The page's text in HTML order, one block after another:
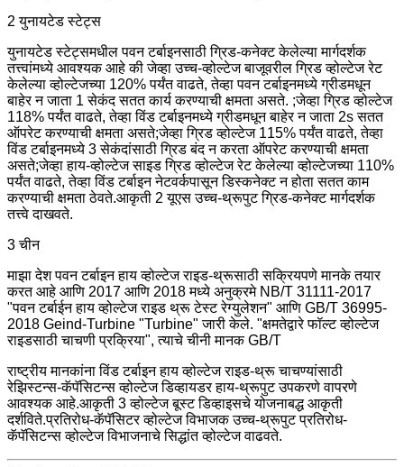
2 युनायटेड स्टेट्स
युनायटेड स्टेट्समधील पवन टर्बाइनसाठी ग्रिड-कनेक्ट केलेल्या मार्गदर्शक
तत्त्वांमध्ये आवश्यक आहे की जेव्हा उच्च-व्होल्टेज बाजूवरील ग्रिड व्होल्टेज रेट
केलेल्या व्होल्टेजच्या 120% पर्यंत वाढते, तेव्हा पवन टर्बाइनमध्ये ग्रीडमधून
बाहेर न जाता 1 सेकंद सतत कार्य करण्याची क्षमता असते. ;जेव्हा ग्रिड व्होल्टेज
118% पर्यंत वाढते, तेव्हा विंड टर्बाइनमध्ये ग्रीडमधून बाहेर न जाता 2s सतत
ऑपरेट करण्याची क्षमता असते;जेव्हा ग्रिड व्होल्टेज 115% पर्यंत वाढते, तेव्हा
विंड टर्बाइनमध्ये 3 सेकंदांसाठी ग्रिड बंद न करता ऑपरेट करण्याची क्षमता
असते;जेव्हा हाय-व्होल्टेज साइड ग्रिड व्होल्टेज रेट केलेल्या व्होल्टेजच्या 110%
पर्यंत वाढते, तेव्हा विंड टर्बाइन नेटवर्कपासून डिस्कनेक्ट न होता सतत काम
करण्याची क्षमता ठेवते.आकृती 2 यूएस उच्च-थ्रूपुट ग्रिड-कनेक्ट मार्गदर्शक
तत्त्वे दाखवते.
3 चीन
माझा देश पवन टर्बाइन हाय व्होल्टेज राइड-थ्रूसाठी सक्रियपणे मानके तयार
करत आहे आणि 2017 आणि 2018 मध्ये अनुक्रमे NB/T 31111-2017
"पवन टर्बाईन हाय व्होल्टेज राइड थ्रू टेस्ट रेग्युलेशन" आणि GB/T 36995-
2018 Geind-Turbine "Turbine" जारी केले. "क्षमतेद्वारे फॉल्ट व्होल्टेज
राइडसाठी चाचणी प्रक्रिया", त्याचे चीनी मानक GB/T
राष्ट्रीय मानकांना विंड टर्बाइन हाय व्होल्टेज राइड-थ्रू चाचण्यांसाठी
रेझिस्टन्स-कॅपॅसिटन्स व्होल्टेज डिव्हायडर हाय-थ्रूपुट उपकरणे वापरणे
आवश्यक आहे.आकृती 3 व्होल्टेज बूस्ट डिव्हाइसचे योजनाबद्ध आकृती
दर्शविते.प्रतिरोध-कॅपॅसिटर व्होल्टेज विभाजक उच्च-थ्रूपुट प्रतिरोध-
कॅपॅसिटन्स व्होल्टेज विभाजनाचे सिद्धांत व्होल्टेज वाढवते.